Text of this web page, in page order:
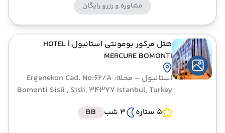
مشاوره و رزرو رایگان
هتل مرکور بومونتی استانبول | HOTEL
MERCURE BOMONTI
استانبول
- محله: Ergenekon Cad. No:62/A
Bomonti Sisli , Sisli, 34377 Istanbul, Turkey
5 ستاره
3 شب BB